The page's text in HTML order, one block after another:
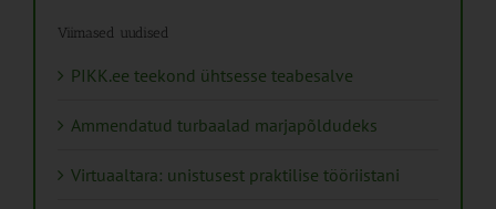
Viimased uudised
PIKK.ee teekond ühtsesse teabesalve
Ammendatud turbaalad marjapõldudeks
Virtuaaltara: unistusest praktilise tööriistani